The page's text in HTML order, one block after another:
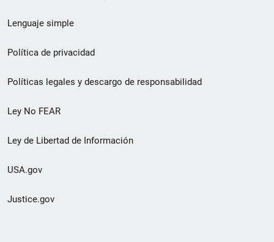
de
pie
de
página
Lenguaje simple
Política de privacidad
Políticas legales y descargo de responsabilidad
Ley No FEAR
Ley de Libertad de Información
USA.gov
Justice.gov